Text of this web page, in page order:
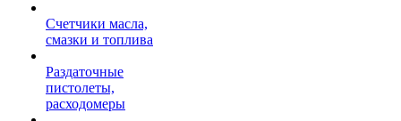
Счетчики масла,
смазки и топлива
Раздаточные
пистолеты,
расходомеры